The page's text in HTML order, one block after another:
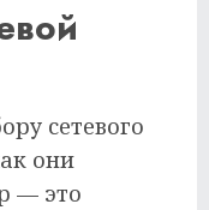
сетевого
они
— это